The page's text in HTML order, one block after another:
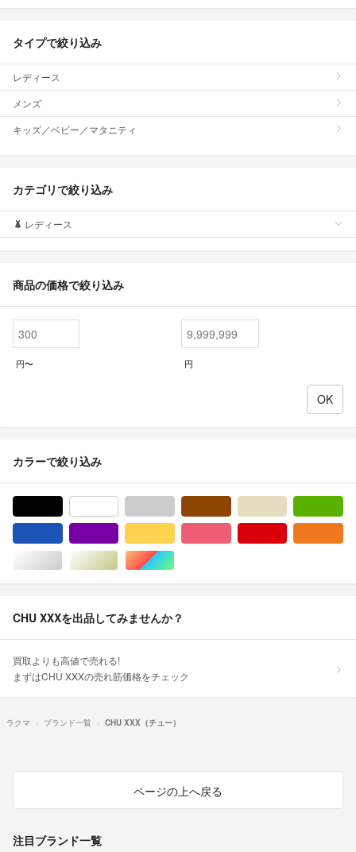
タイプで絞り込み
レディース
メンズ
キッズ／ベビー／マタニティ
カテゴリで絞り込み
レディース
商品の価格で絞り込み
円〜 円
カラーで絞り込み
シルバー/銀色系ゴールド/金色系マルチカラー
CHU XXXを出品してみませんか？
買取よりも高値で売れる!
まずはCHU XXXの売れ筋価格をチェック
ラクマ ブランド一覧 CHU XXX（チュー）
ページの上へ戻る
注目ブランド一覧